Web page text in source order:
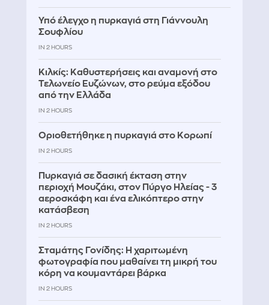
Υπό έλεγχο η πυρκαγιά στη Γιάννουλη
Σουφλίου
IN 2 HOURS
Κιλκίς: Καθυστερήσεις και αναμονή στο
Τελωνείο Ευζώνων, στο ρεύμα εξόδου
από την Ελλάδα
IN 2 HOURS
Οριοθετήθηκε η πυρκαγιά στο Κορωπί
IN 2 HOURS
Πυρκαγιά σε δασική έκταση στην
περιοχή Μουζάκι, στον Πύργο Ηλείας - 3
αεροσκάφη και ένα ελικόπτερο στην
κατάσβεση
IN 2 HOURS
Σταμάτης Γονίδης: Η χαριτωμένη
φωτογραφία που μαθαίνει τη μικρή του
κόρη να κουμαντάρει βάρκα
IN 2 HOURS